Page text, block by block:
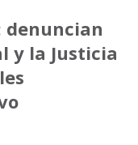
denuncian
y la Justicia